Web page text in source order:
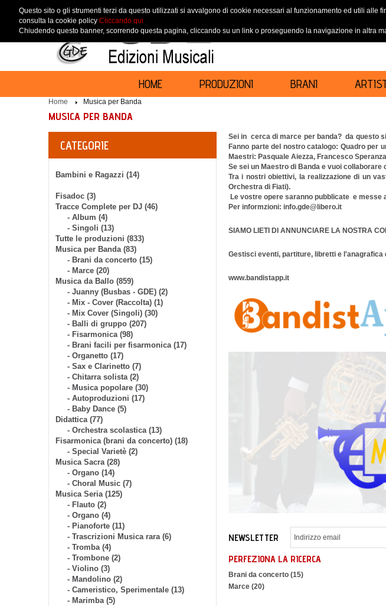
ACCEDI
HOME PRODUZIONI BRANI
Home Musica per Banda
MUSICA PER BANDA
CATEGORIE
Bambini e Ragazzi (14)
Fisadoc (3)
Tracce Complete per DJ (46)
- Album (4)
- Singoli (13)
Tutte le produzioni (833)
Musica per Banda (83)
- Brani da concerto (15)
- Marce (20)
Musica da Ballo (859)
- Juanny (Busbas - GDE) (2)
- Mix - Cover (Raccolta) (1)
- Mix Cover (Singoli) (30)
- Balli di gruppo (207)
- Fisarmonica (98)
- Brani facili per fisarmonica (17)
- Organetto (17)
- Sax e Clarinetto (7)
- Chitarra solista (2)
- Musica popolare (30)
- Autoproduzioni (17)
- Baby Dance (5)
Didattica (77)
- Orchestra scolastica (13)
Fisarmonica (brani da concerto) (18)
- Special Varietè (2)
Musica Sacra (28)
- Organo (14)
- Choral Music (7)
Musica Seria (125)
- Flauto (2)
- Organo (4)
- Pianoforte (11)
- Trascrizioni Musica rara (6)
- Tromba (4)
- Trombone (2)
- Violino (3)
- Mandolino (2)
- Cameristico, Sperimentale (13)
- Marimba (5)
Sei in cerca di marce per banda? da questo
Fanno parte del nostro catalogo: Quadro per
Maestri: Pasquale Aiezza, Francesco
Se sei un Maestro di Banda e vuoi collaborare
Tra i nostri obiettivi, la realizzazione di un
Orchestra di Fiati).
Le vostre opere saranno pubblicate e
Per informzioni: info.gde@libero.it
SIAMO LIETI DI ANNUNCIARE LA NOSTRA
Gestisci eventi, partiture, libretti e
www.bandistapp.it
NEWSLETTER
PERFEZIONA LA RICERCA
Brani da concerto (15)
Marce (20)
Questo sito o gli strumenti terzi da questo utilizzati si avvalgono di cookie necessari al funzionamento ed utili
consulta la cookie policy Cliccando qui
Chiudendo questo banner, scorrendo questa pagina, cliccando su un link o proseguendo la navigazione in altra